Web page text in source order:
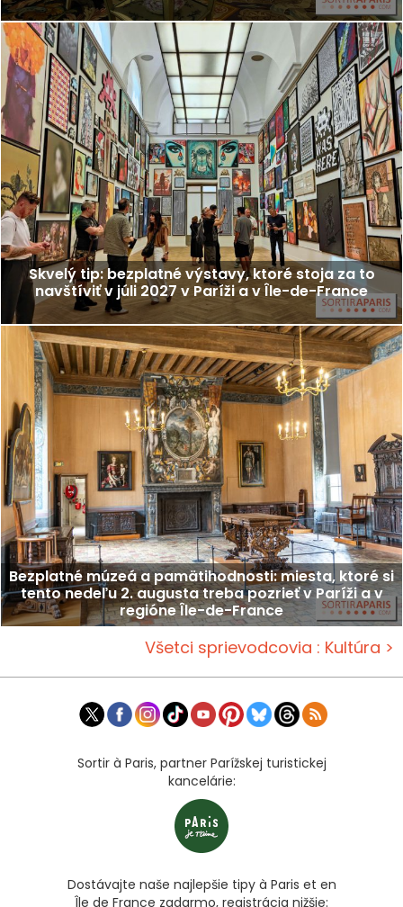
Skvelý tip: bezplatné výstavy, ktoré stoja za to
navštíviť v júli 2027 v Paríži a v Île-de-France
Bezplatné múzeá a pamätihodnosti: miesta, ktoré si
tento nedeľu 2. augusta treba pozrieť v Paríži a v
regióne Île-de-France
Všetci sprievodcovia : Kultúra >
Sortir à Paris, partner Parížskej turistickej
kancelárie:
Dostávajte naše najlepšie tipy à Paris et en
Île de France zadarmo, registrácia nižšie: